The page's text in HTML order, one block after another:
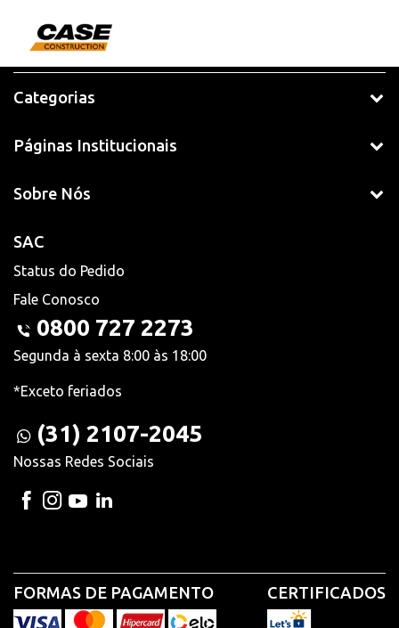
Categorias
Páginas Institucionais
Sobre Nós
SAC
Status do Pedido
Fale Conosco
0800 727 2273
Segunda à sexta 8:00 às 18:00
*Exceto feriados
(31) 2107-2045
Nossas Redes Sociais
FORMAS DE PAGAMENTO CERTIFICADOS